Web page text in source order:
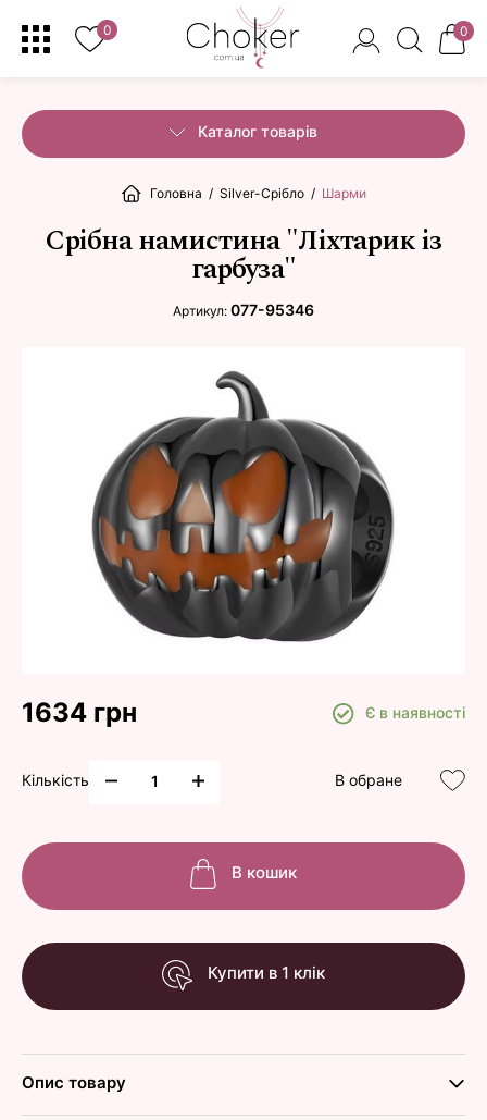
0 0
Каталог товарів
Головна / Silver-Срібло / Шарми
Срібна намистина "Ліхтарик із
гарбуза"
Артикул: 077-95346
1634 грн Є в наявності
Кількість В обране
В кошик
Купити в 1 клік
Опис товару